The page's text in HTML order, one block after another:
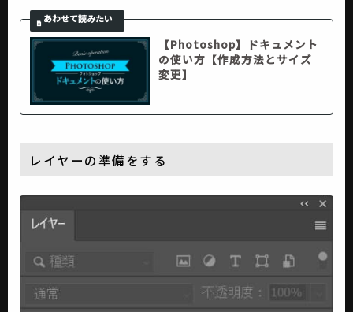
【Photoshop】ドキュメント
の使い方【作成方法とサイズ
変更】
レイヤーの準備をする